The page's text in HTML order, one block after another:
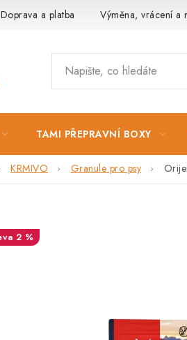
Doprava a platba Výměna, vrácení a
TAMI PŘEPRAVNÍ BOXY
KRMIVO Granule pro psy
2 %